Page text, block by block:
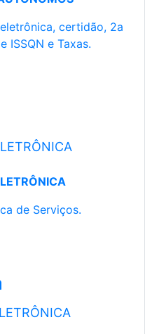
certidão, 2a
ISSQN e Taxas.
de Serviços.